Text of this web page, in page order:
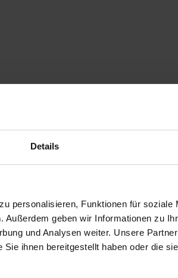
Details
personalisieren, Funktionen für soziale
geben wir Informationen zu
und Analysen weiter. Unsere
ihnen bereitgestellt haben oder die